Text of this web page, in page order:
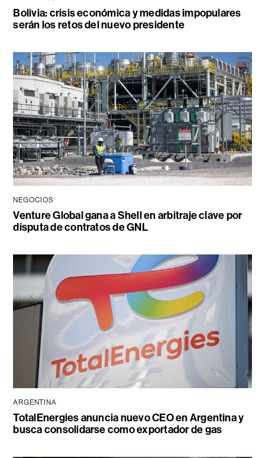
Bolivia: crisis económica y medidas impopulares
serán los retos del nuevo presidente
NEGOCIOS
Venture Global gana a Shell en arbitraje clave por
disputa de contratos de GNL
ARGENTINA
TotalEnergies anuncia nuevo CEO en Argentina y
busca consolidarse como exportador de gas